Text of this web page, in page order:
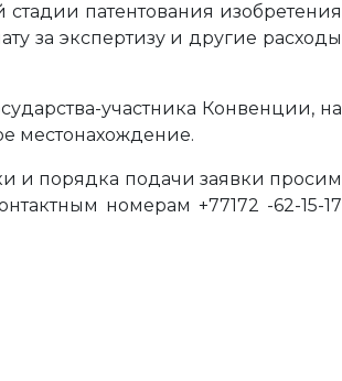
патентования изобретения
за экспертизу и другие расходы
участника Конвенции, на
местонахождение.
и порядка подачи заявки просим
номерам +77172 -62-15-17